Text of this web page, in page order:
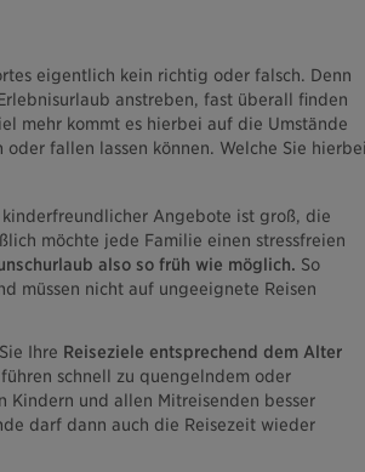
eigentlich kein richtig oder falsch. Denn
anstreben, fast überall finden
mehr kommt es hierbei auf die Umstände
fallen lassen können. Welche Sie
kinderfreundlicher Angebote ist groß, die
möchte jede Familie einen stressfreien
also so früh wie möglich. So
müssen nicht auf ungeeignete Reisen
Ihre Reiseziele entsprechend dem Alter
schnell zu quengelndem oder
Kindern und allen Mitreisenden besser
darf dann auch die Reisezeit wieder